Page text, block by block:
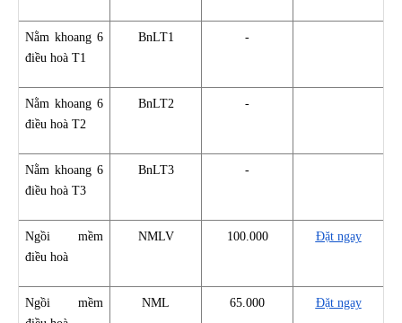
Nằm khoang 6
điều hoà T1
BnLT1 -
Nằm khoang 6
điều hoà T2
BnLT2 -
Nằm khoang 6
điều hoà T3
BnLT3 -
Ngồi mềm
điều hoà
NMLV 100.000 Đặt ngay
Ngồi mềm
NML 65.000 Đặt ngay